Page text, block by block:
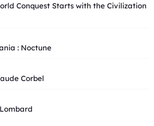
Conquest Starts with the Civilization
: Noctune
Corbel